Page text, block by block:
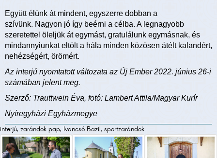
Együtt élünk át mindent, egyszerre dobban a
szívünk. Nagyon jó így beérni a célba. A legnagyobb
szeretettel öleljük át egymást, gratulálunk egymásnak, és
mindannyiunkat eltölt a hála minden közösen átélt kalandért,
nehézségért, örömért.
Az interjú nyomtatott változata az Új Ember 2022. június 26-i
számában jelent meg.
Szerző: Trauttwein Éva, fotó: Lambert Attila/Magyar Kurír
Nyíregyházi Egyházmegye
interjú, zarándok pap, Ivancsó Bazil, sportzarándok